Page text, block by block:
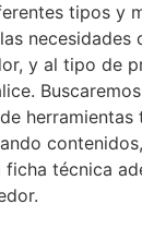
tipos y
necesidades
y al tipo de
técnica